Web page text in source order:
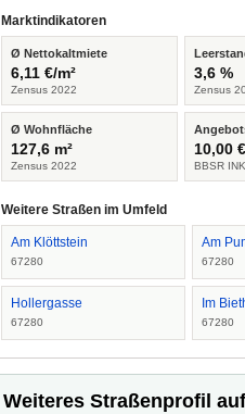
Marktindikatoren
Ø Nettokaltmiete
6,11 €/m²
Zensus 2022
3,6 %
Zensus
Ø Wohnfläche
127,6 m²
Zensus 2022
10,00
BBSR
Weitere Straßen im Umfeld
Am Klöttstein
67280
Am
67280
Hollergasse
67280
Im
67280
Weiteres Straßenprofil